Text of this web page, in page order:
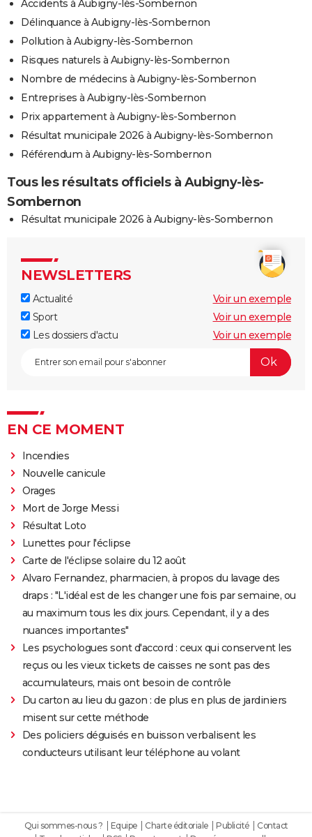
Accidents à Aubigny-lès-Sombernon
Délinquance à Aubigny-lès-Sombernon
Pollution à Aubigny-lès-Sombernon
Risques naturels à Aubigny-lès-Sombernon
Nombre de médecins à Aubigny-lès-Sombernon
Entreprises à Aubigny-lès-Sombernon
Prix appartement à Aubigny-lès-Sombernon
Résultat municipale 2026 à Aubigny-lès-Sombernon
Référendum à Aubigny-lès-Sombernon
Tous les résultats officiels à Aubigny-lès-
Sombernon
Résultat municipale 2026 à Aubigny-lès-Sombernon
NEWSLETTERS
Actualité
Voir un exemple
Sport
Voir un exemple
Les dossiers d'actu
Voir un exemple
EN CE MOMENT
Incendies
Nouvelle canicule
Orages
Mort de Jorge Messi
Résultat Loto
Lunettes pour l'éclipse
Carte de l'éclipse solaire du 12 août
Alvaro Fernandez, pharmacien, à propos du lavage des
draps : "L'idéal est de les changer une fois par semaine, ou
au maximum tous les dix jours. Cependant, il y a des
nuances importantes"
Les psychologues sont d'accord : ceux qui conservent les
reçus ou les vieux tickets de caisses ne sont pas des
accumulateurs, mais ont besoin de contrôle
Du carton au lieu du gazon : de plus en plus de jardiniers
misent sur cette méthode
Des policiers déguisés en buisson verbalisent les
conducteurs utilisant leur téléphone au volant
Qui sommes-nous ? Equipe Charte éditoriale Publicité
Contact